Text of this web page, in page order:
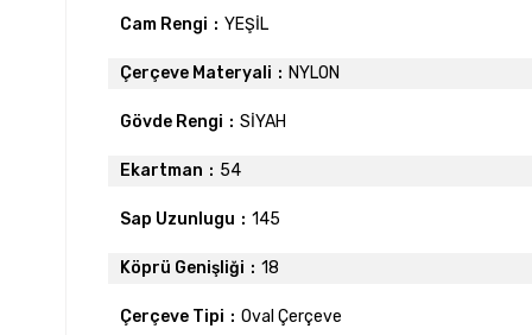
Cam Rengi YEŞİL
Çerçeve Materyali NYLON
Gövde Rengi SİYAH
Ekartman 54
Sap Uzunlugu 145
Köprü Genişliği 18
Çerçeve Tipi Oval Çerçeve